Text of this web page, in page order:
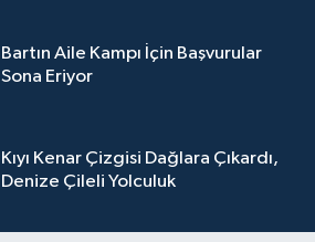
Bartın Aile Kampı İçin Başvurular
Sona Eriyor
Kıyı Kenar Çizgisi Dağlara Çıkardı,
Denize Çileli Yolculuk